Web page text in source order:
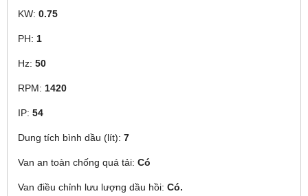
KW: 0.75
PH: 1
Hz: 50
RPM: 1420
IP: 54
Dung tích bình dầu (lít): 7
Van an toàn chống quá tải: Có
Van điều chỉnh lưu lượng dầu hồi: Có.